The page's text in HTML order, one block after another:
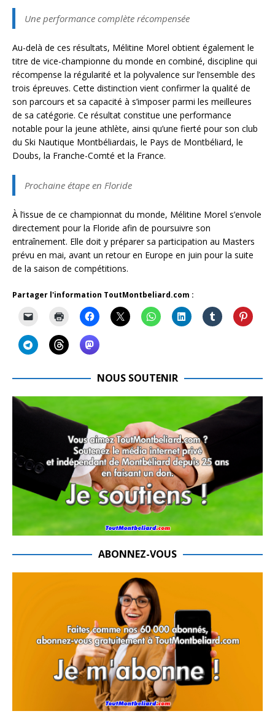
Une performance complète récompensée
Au-delà de ces résultats, Mélitine Morel obtient également le
titre de vice-championne du monde en combiné, discipline qui
récompense la régularité et la polyvalence sur l’ensemble des
trois épreuves. Cette distinction vient confirmer la qualité de
son parcours et sa capacité à s’imposer parmi les meilleures
de sa catégorie. Ce résultat constitue une performance
notable pour la jeune athlète, ainsi qu’une fierté pour son club
du Ski Nautique Montbéliardais, le Pays de Montbéliard, le
Doubs, la Franche-Comté et la France.
Prochaine étape en Floride
À l’issue de ce championnat du monde, Mélitine Morel s’envole
directement pour la Floride afin de poursuivre son
entraînement. Elle doit y préparer sa participation au Masters
prévu en mai, avant un retour en Europe en juin pour la suite
de la saison de compétitions.
Partager l'information ToutMontbeliard.com :
NOUS SOUTENIR
ABONNEZ-VOUS